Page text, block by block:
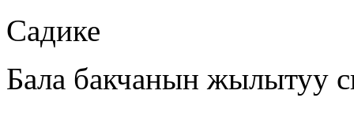
Садике
Бала бакчанын жылытуу